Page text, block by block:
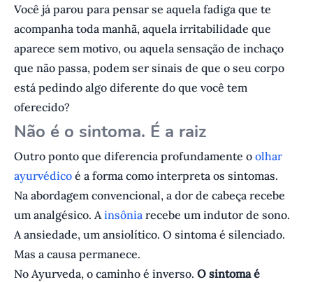
Você já parou para pensar se aquela fadiga que te
acompanha toda manhã, aquela irritabilidade que
aparece sem motivo, ou aquela sensação de inchaço
que não passa, podem ser sinais de que o seu corpo
está pedindo algo diferente do que você tem
oferecido?
Não é o sintoma. É a raiz
Outro ponto que diferencia profundamente o olhar
ayurvédico é a forma como interpreta os sintomas.
Na abordagem convencional, a dor de cabeça recebe
um analgésico. Ainsônia recebe um indutor de sono.
A ansiedade, um ansiolítico. O sintoma é silenciado.
Mas a causa permanece.
No Ayurveda, o caminho é inverso. O sintoma é